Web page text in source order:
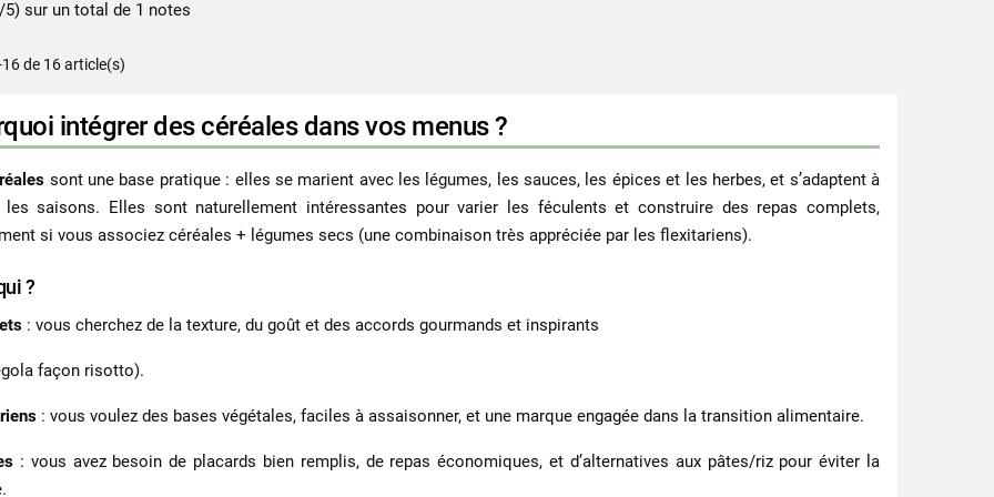
5) sur un total de 1 notes
de 16 article(s)
intégrer des céréales dans vos menus ?
sont une base pratique : elles se marient avec les légumes, les sauces, les épices et les herbes, et s’adaptent à
les saisons. Elles sont naturellement intéressantes pour varier les féculents et construire des repas complets,
si vous associez céréales + légumes secs (une combinaison très appréciée par les flexitariens).
?
: vous cherchez de la texture, du goût et des accords gourmands et inspirants
façon risotto).
: vous voulez des bases végétales, faciles à assaisonner, et une marque engagée dans la transition alimentaire.
: vous avez besoin de placards bien remplis, de repas économiques, et d’alternatives aux pâtes/riz pour éviter la